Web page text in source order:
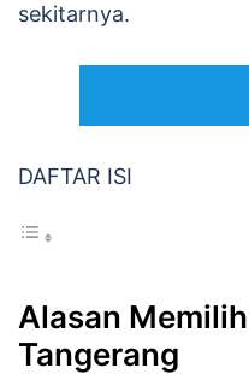
sekitarnya.
DAFTAR ISI
Alasan
Tangerang